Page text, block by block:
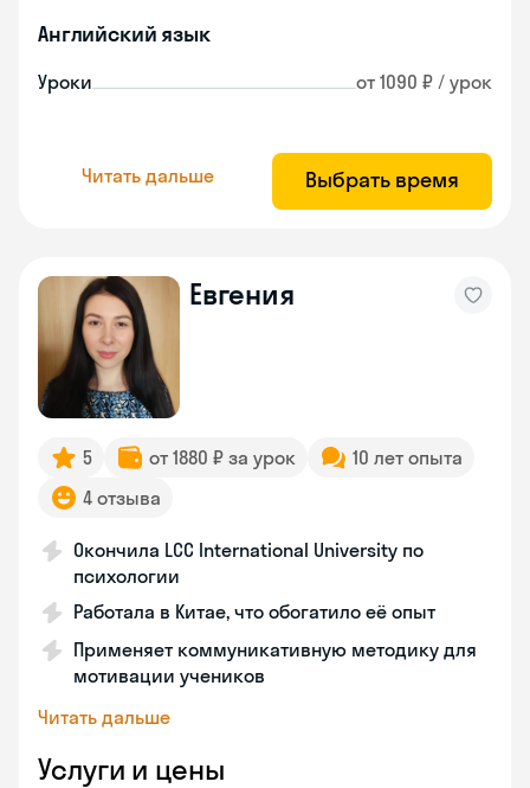
Английский язык
Уроки от 1090 ₽ / урок
Читать дальше Выбрать время
Евгения
5 от 1880 ₽ за урок
10 лет опыта
4 отзыва
Окончила LCC International University по
психологии
Работала в Китае, что обогатило её опыт
Применяет коммуникативную методику для
мотивации учеников
Читать дальше
Услуги и цены